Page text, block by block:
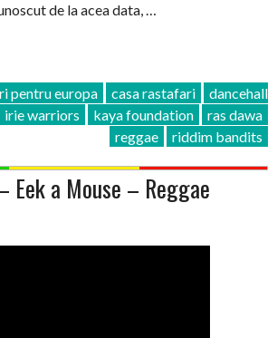
de la acea data, …
pentru europa casa rastafari
dancehall
irie warriors kaya foundation
ras dawa
reggae
riddim bandits
Eek a Mouse – Reggae